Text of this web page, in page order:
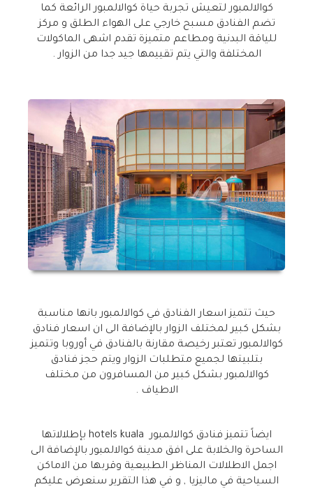
كوالالمبور لتعيش تجربة حياة كوالالمبور الرائعة كما
تضم الفنادق مسبح خارجي على الهواء الطلق و مركز
للياقة البدنية ومطاعم متميزة تقدم اشهى الماكولات
المختلفة والتي يتم تقييمها جيد جدا من الزوار .
حيث تتميز اسعار الفنادق في كوالالمبور بانها مناسبة
بشكل كبير لمختلف الزوار بالإضافة الى ان اسعار فنادق
كوالالمبور تعتبر رخيصة مقارنة بالفنادق في أوروبا وتتميز
بتلبيتها لجميع متطلبات الزوار ويتم حجز فنادق
كوالالمبور بشكل كبير من المسافرون من مختلف
الاطياف .
ايضاً تتميز فنادق كوالالمبور hotels kuala بإطلالاتها
الساحرة والخلابة على افق مدينة كوالالمبور بالإضافة الى
اجمل الاطلالات المناظر الطبيعية وقربها من الاماكن
السياحية في ماليزيا , و في هذا التقرير سنعرض عليكم